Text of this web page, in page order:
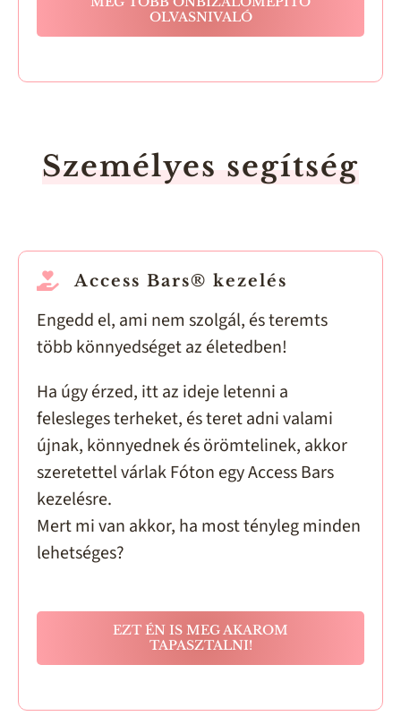
OLVASNIVALÓ
Személyes segítség
Access Bars® kezelés
Engedd el, ami nem szolgál, és teremts
több könnyedséget az életedben!
Ha úgy érzed, itt az ideje letenni a
felesleges terheket, és teret adni valami
újnak, könnyednek és örömtelinek, akkor
szeretettel várlak Fóton egy Access Bars
kezelésre.
Mert mi van akkor, ha most tényleg minden
lehetséges?
EZT ÉN IS MEG AKAROM
TAPASZTALNI!